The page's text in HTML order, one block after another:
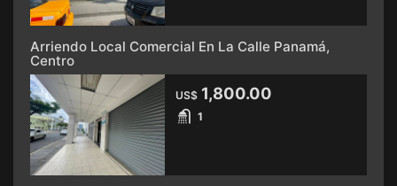
Arriendo Local Comercial En La Calle Panamá,
Centro
US$ 1,800.00
1